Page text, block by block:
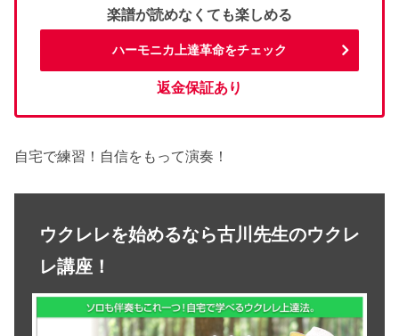
楽譜が読めなくても楽しめる
ハーモニカ上達革命をチェック
返金保証あり
自宅で練習！自信をもって演奏！
ウクレレを始めるなら古川先生のウクレ
レ講座！